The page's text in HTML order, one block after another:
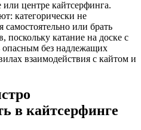
центре кайтсерфинга.
категорически не
самостоятельно или брать
поскольку катание на доске с
без надлежащих
взаимодействия с кайтом и
в кайтсерфинге